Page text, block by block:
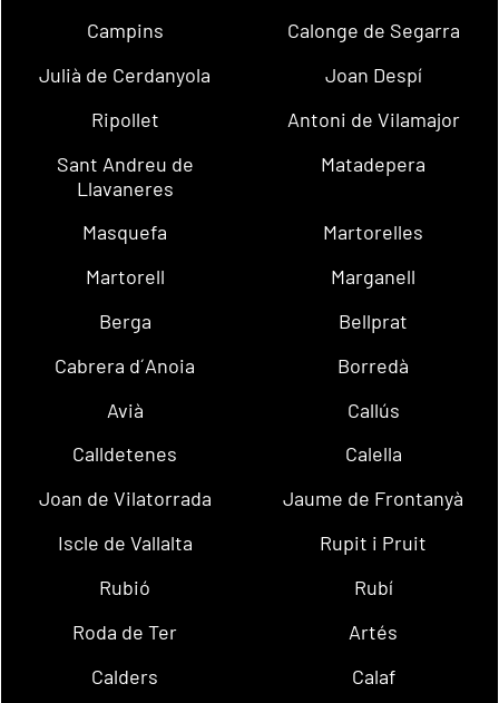
Campins
Calonge de Segarra
Julià de Cerdanyola
Joan Despí
Ripollet
Antoni de Vilamajor
Sant Andreu de
Llavaneres
Matadepera
Masquefa
Martorelles
Martorell
Marganell
Berga
Bellprat
Cabrera d´Anoia
Borredà
Avià
Callús
Calldetenes
Calella
Joan de Vilatorrada
Jaume de Frontanyà
Iscle de Vallalta
Rupit i Pruit
Rubió
Rubí
Roda de Ter
Artés
Calders
Calaf